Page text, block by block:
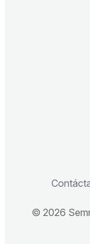
© 2026